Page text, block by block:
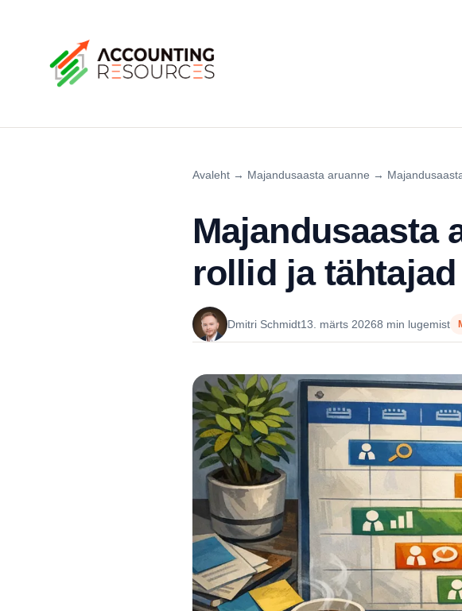
Avaleht → Majandusaasta aruanne →
Majandusaasta
rollid ja tähtajad
Dmitri Schmidt13. märts 20268 min lugemist